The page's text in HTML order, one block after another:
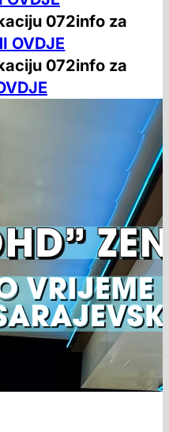
072info za
OVDJE
072info za